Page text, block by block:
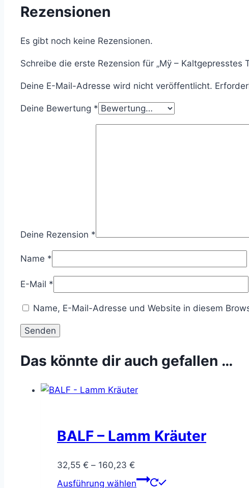
Rezensionen
Es gibt noch keine Rezensionen.
Schreibe die erste Rezension für „Mÿ – Kaltgepresstes
Deine E-Mail-Adresse wird nicht veröffentlicht.
Deine Bewertung *
Deine Rezension *
Name *
E-Mail *
Name, E-Mail-Adresse und Website in diesem
Das könnte dir auch gefallen …
BALF – Lamm Kräuter
32,55 € – 160,23 €
32,55 €
Ausführung wählen
Dieses